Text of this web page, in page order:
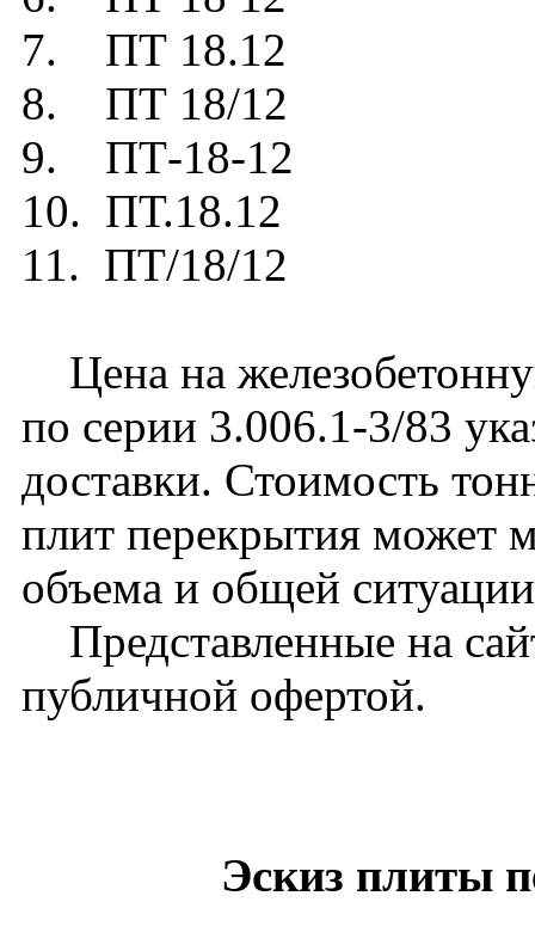
7. ПТ 18.12
8. ПТ 18/12
9. ПТ-18-12
10. ПТ.18.12
11. ПТ/18/12
Цена на
по серии 3.006.1-3/83
доставки. Стоимость
плит перекрытия может
объема и общей
Представленные на
публичной офертой.
Эскиз плиты